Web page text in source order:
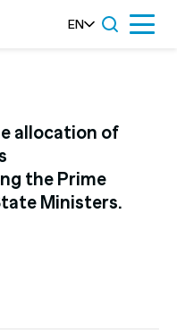
EN Menu
allocation of
the Prime
Ministers.